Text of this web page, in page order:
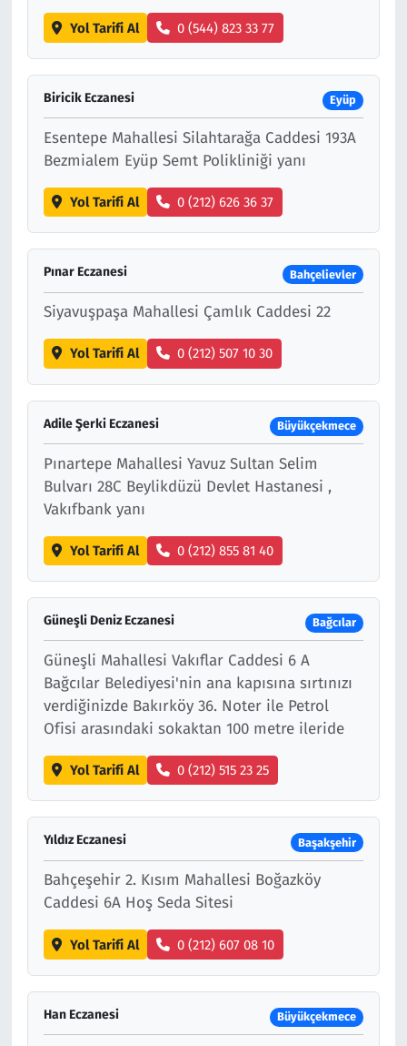
Yol Tarifi Al 0 (544) 823 33 77
Biricik Eczanesi Eyüp
Esentepe Mahallesi Silahtarağa Caddesi 193A
Bezmialem Eyüp Semt Polikliniği yanı
Yol Tarifi Al 0 (212) 626 36 37
Pınar Eczanesi Bahçelievler
Siyavuşpaşa Mahallesi Çamlık Caddesi 22
Yol Tarifi Al 0 (212) 507 10 30
Adile Şerki Eczanesi Büyükçekmece
Pınartepe Mahallesi Yavuz Sultan Selim
Bulvarı 28C Beylikdüzü Devlet Hastanesi ,
Vakıfbank yanı
Yol Tarifi Al 0 (212) 855 81 40
Güneşli Deniz Eczanesi Bağcılar
Güneşli Mahallesi Vakıflar Caddesi 6 A
Bağcılar Belediyesi'nin ana kapısına sırtınızı
verdiğinizde Bakırköy 36. Noter ile Petrol
Ofisi arasındaki sokaktan 100 metre ileride
Yol Tarifi Al 0 (212) 515 23 25
Yıldız Eczanesi Başakşehir
Bahçeşehir 2. Kısım Mahallesi Boğazköy
Caddesi 6A Hoş Seda Sitesi
Yol Tarifi Al 0 (212) 607 08 10
Han Eczanesi Büyükçekmece